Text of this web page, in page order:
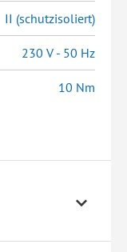
II (schutzisoliert)
230 V - 50 Hz
10 Nm